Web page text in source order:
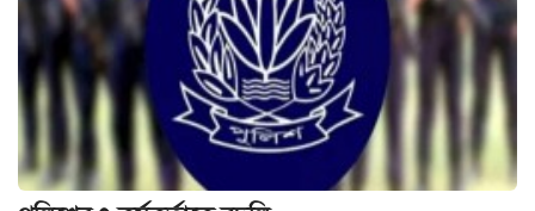
রাজনীতি
দেশজুড়ে
আন্তর্জাতিক
প্রবাস